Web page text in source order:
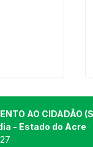
AO CIDADÃO
- Estado do Acre